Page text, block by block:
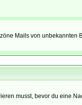
Mails von unbekannten
musst, bevor du eine